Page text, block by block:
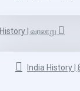
History | வரலாறு
India History |